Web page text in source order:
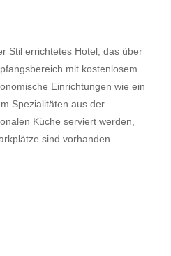
Stil errichtetes Hotel, das über
mit kostenlosem
Einrichtungen wie ein
Spezialitäten aus der
Küche serviert werden,
sind vorhanden.